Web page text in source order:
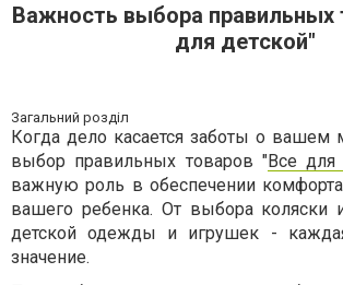
Важность выбора правильных
для детской"
Загальний розділ
Когда дело касается заботы о вашем
выбор правильных товаров "Все для
важную роль в обеспечении
вашего ребенка. От выбора коляски
детской одежды и игрушек -
значение.